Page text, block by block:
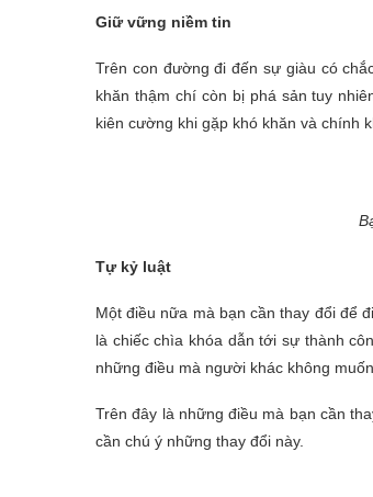
Giữ vững niềm tin
Trên con đường đi đến sự giàu có
khăn thậm chí còn bị phá sản tuy
kiên cường khi gặp khó khăn và chính
Tự kỷ luật
Một điều nữa mà bạn cần thay đổi để
là chiếc chìa khóa dẫn tới sự thành
những điều mà người khác không
Trên đây là những điều mà bạn cần
cần chú ý những thay đổi này.